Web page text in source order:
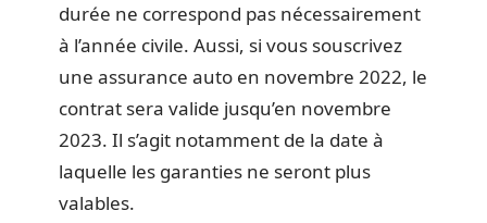
durée ne correspond pas nécessairement
à l’année civile. Aussi, si vous souscrivez
une assurance auto en novembre 2022, le
contrat sera valide jusqu’en novembre
2023. Il s’agit notamment de la date à
laquelle les garanties ne seront plus
valables.